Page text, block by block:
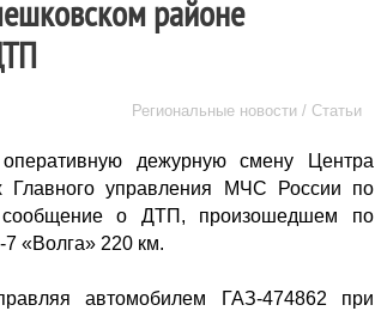
районе
Региональные новости / Статьи
дежурную смену Центра
Главного управления МЧС России по
сообщение о ДТП, произошедшем по
«Волга» 220 км.
автомобилем ГАЗ-474862 при